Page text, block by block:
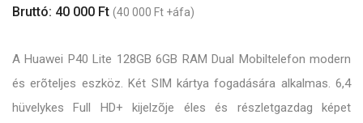
Bruttó: 40 000 Ft (40 000 Ft +áfa)
A Huawei P40 Lite 128GB 6GB RAM Dual Mobiltelefon modern
és erõteljes eszköz. Két SIM kártya fogadására alkalmas. 6,4
hüvelykes Full HD+ kijelzõje éles és részletgazdag képet